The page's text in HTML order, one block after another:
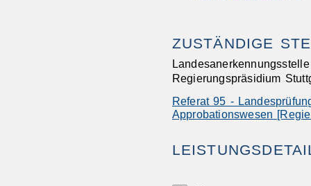
ZUSTÄNDIGE
Regierungspräsidium
Referat 95 -
Approbationswesen